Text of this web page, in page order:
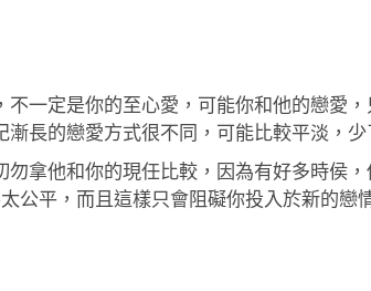
不一定是你的至心愛，可能你和他的戀愛
長的戀愛方式很不同，可能比較平淡，
勿拿他和你的現任比較，因為有好多時侯
公平，而且這樣只會阻礙你投入於新的